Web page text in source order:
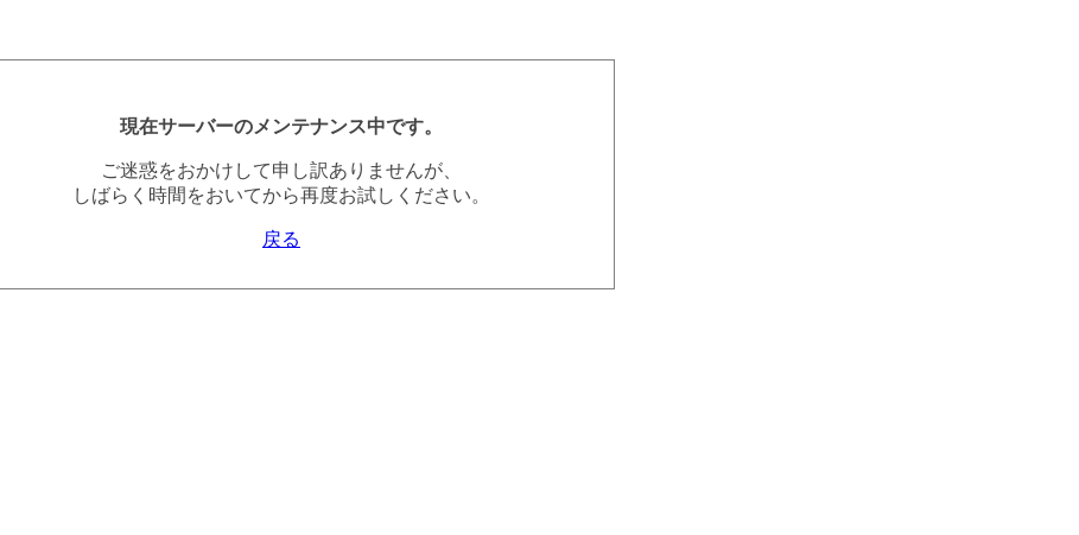
現在サーバーのメンテナンス中です。
ご迷惑をおかけして申し訳ありませんが、
しばらく時間をおいてから再度お試しください。
戻る